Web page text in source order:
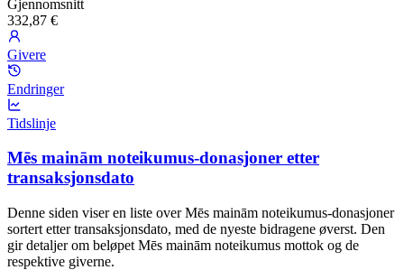
Gjennomsnitt
332,87 €
Givere
Endringer
Tidslinje
Mēs mainām noteikumus-donasjoner etter
transaksjonsdato
Denne siden viser en liste over Mēs mainām noteikumus-donasjoner
sortert etter transaksjonsdato, med de nyeste bidragene øverst. Den
gir detaljer om beløpet Mēs mainām noteikumus mottok og de
respektive giverne.